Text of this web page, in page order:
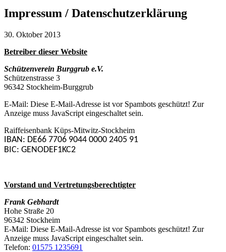
Impressum / Datenschutzerklärung
30. Oktober 2013
Betreiber dieser Website
Schützenverein Burggrub e.V.
Schützenstrasse 3
96342 Stockheim-Burggrub
E-Mail: Diese E-Mail-Adresse ist vor Spambots geschützt! Zur
Anzeige muss JavaScript eingeschaltet sein.
Raiffeisenbank Küps-Mitwitz-Stockheim
IBAN: DE66 7706 9044 0000 2405 91
BIC: GENODEF1KC2
Vorstand und Vertretungsberechtigter
Frank Gebhardt
Hohe Straße 20
96342 Stockheim
E-Mail: Diese E-Mail-Adresse ist vor Spambots geschützt! Zur
Anzeige muss JavaScript eingeschaltet sein.
Telefon: 01575 1235691